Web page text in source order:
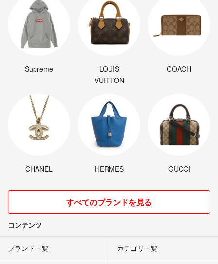
Supreme
LOUIS
VUITTON
COACH
CHANEL HERMES GUCCI
すべてのブランドを見る
コンテンツ
ブランド一覧 カテゴリ一覧